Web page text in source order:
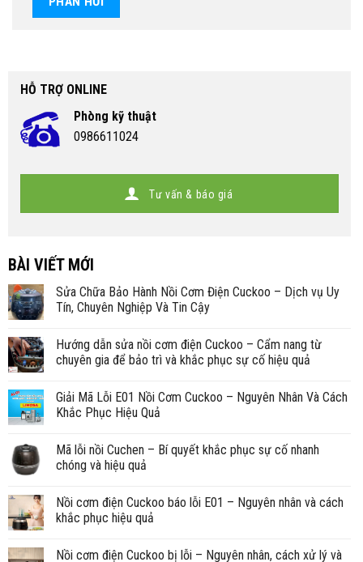
HỖ TRỢ ONLINE
Phòng kỹ thuật
0986611024
Tư vấn & báo giá
BÀI VIẾT MỚI
Sửa Chữa Bảo Hành Nồi Cơm Điện Cuckoo – Dịch vụ Uy
Tín, Chuyên Nghiệp Và Tin Cậy
Hướng dẫn sửa nồi cơm điện Cuckoo – Cẩm nang từ
chuyên gia để bảo trì và khắc phục sự cố hiệu quả
Giải Mã Lỗi E01 Nồi Cơm Cuckoo – Nguyên Nhân Và Cách
Khắc Phục Hiệu Quả
Mã lỗi nồi Cuchen – Bí quyết khắc phục sự cố nhanh
chóng và hiệu quả
Nồi cơm điện Cuckoo báo lỗi E01 – Nguyên nhân và cách
khắc phục hiệu quả
Nồi cơm điện Cuckoo bị lỗi – Nguyên nhân, cách xử lý và